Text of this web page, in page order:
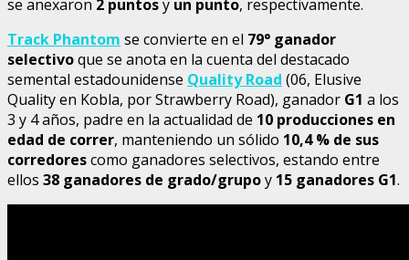
se anexaron 2 puntosy un punto, respectivamente.
Track Phantom se convierte en el 79° ganador
selectivoque se anota en la cuenta del destacado
semental estadounidense Quality Road (06, Elusive
Quality en Kobla, por Strawberry Road), ganador G1 a los
3 y 4 años, padre en la actualidad de 10 producciones en
edad de correr, manteniendo un sólido 10,4 % de sus
corredorescomo ganadores selectivos, estando entre
ellos 38 ganadores de grado/grupoy 15 ganadores G1.